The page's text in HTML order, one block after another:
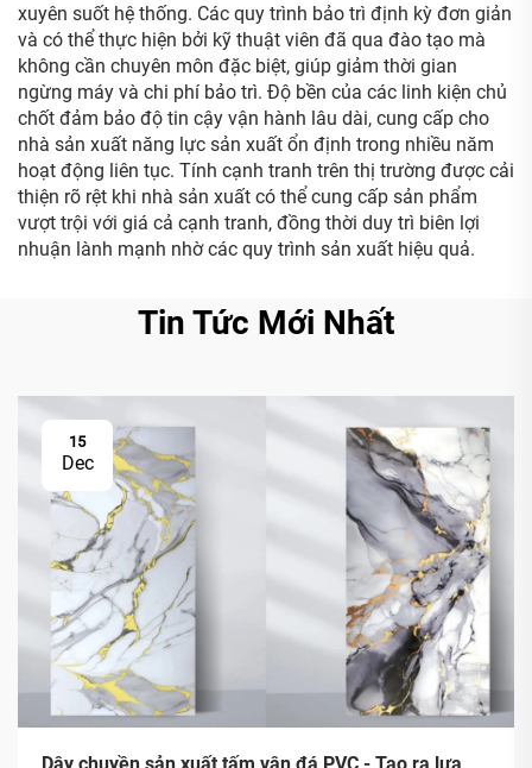
xuyên suốt hệ thống. Các quy trình bảo trì định kỳ đơn giản
và có thể thực hiện bởi kỹ thuật viên đã qua đào tạo mà
không cần chuyên môn đặc biệt, giúp giảm thời gian
ngừng máy và chi phí bảo trì. Độ bền của các linh kiện chủ
chốt đảm bảo độ tin cậy vận hành lâu dài, cung cấp cho
nhà sản xuất năng lực sản xuất ổn định trong nhiều năm
hoạt động liên tục. Tính cạnh tranh trên thị trường được cải
thiện rõ rệt khi nhà sản xuất có thể cung cấp sản phẩm
vượt trội với giá cả cạnh tranh, đồng thời duy trì biên lợi
nhuận lành mạnh nhờ các quy trình sản xuất hiệu quả.
Tin Tức Mới Nhất
15
Dec
Dây chuyền sản xuất tấm vân đá PVC - Tạo ra lựa